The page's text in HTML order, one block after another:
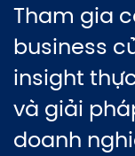
Tham gia
business
insight
và giải
doanh